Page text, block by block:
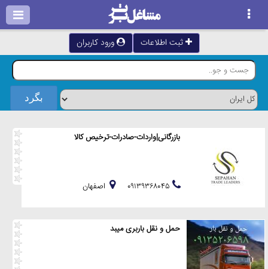
ثبت اطلاعات ورود کاربران
بازرگانی|واردات-صادرات-ترخیص کالا
اصفهان
حمل و نقل باربری میبد